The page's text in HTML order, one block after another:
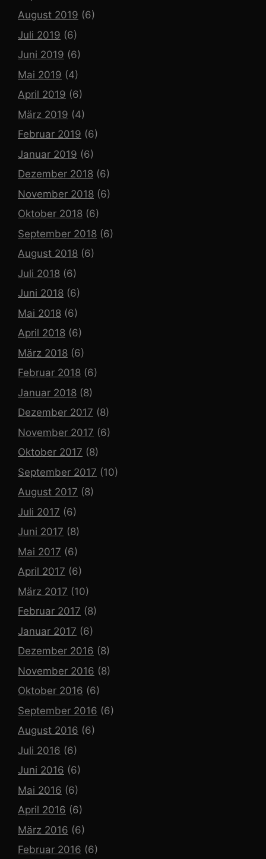
August 2019 (6)
Juli 2019 (6)
Juni 2019 (6)
Mai 2019 (4)
April 2019 (6)
März 2019 (4)
Februar 2019 (6)
Januar 2019 (6)
Dezember 2018 (6)
November 2018 (6)
Oktober 2018 (6)
September 2018 (6)
August 2018 (6)
Juli 2018 (6)
Juni 2018 (6)
Mai 2018 (6)
April 2018 (6)
März 2018 (6)
Februar 2018 (6)
Januar 2018 (8)
Dezember 2017 (8)
November 2017 (6)
Oktober 2017 (8)
September 2017 (10)
August 2017 (8)
Juli 2017 (6)
Juni 2017 (8)
Mai 2017 (6)
April 2017 (6)
März 2017 (10)
Februar 2017 (8)
Januar 2017 (6)
Dezember 2016 (8)
November 2016 (8)
Oktober 2016 (6)
September 2016 (6)
August 2016 (6)
Juli 2016 (6)
Juni 2016 (6)
Mai 2016 (6)
April 2016 (6)
März 2016 (6)
Februar 2016 (6)